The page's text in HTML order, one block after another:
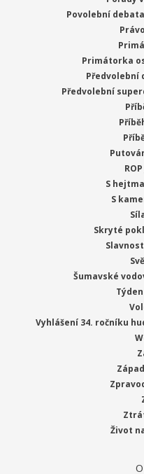
Povolební
Primátorka
Předvolební
Předvolební
S
S
Skryté
Šumavské
Vyhlášení 34. ročníku
Život